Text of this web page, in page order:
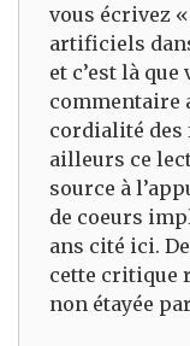
vous écrivez
artificiels
et c’est là
commentaire
cordialité des
ailleurs ce
source à
de coeurs
ans cité ici.
cette critique
non étayée